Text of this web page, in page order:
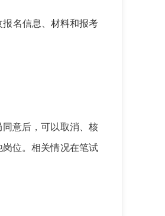
名信息、材料和报考
意后，可以取消、核
位。相关情况在笔试